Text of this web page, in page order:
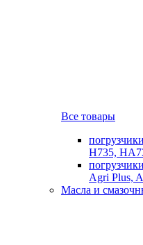
Все товары
H735,
Agri Plus,
Масла и